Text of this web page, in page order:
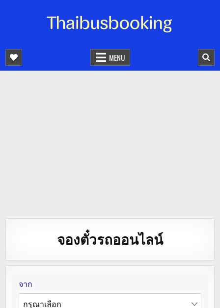
จองตั๋วรถออนไลน์ 24 ชั่วโมง
MENU
จองตั๋วรถออนไลน์